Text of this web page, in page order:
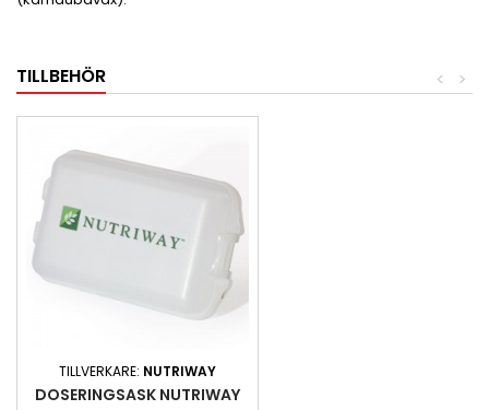
TILLBEHÖR >
<
TILLVERKARE: NUTRIWAY
DOSERINGSASK NUTRIWAY